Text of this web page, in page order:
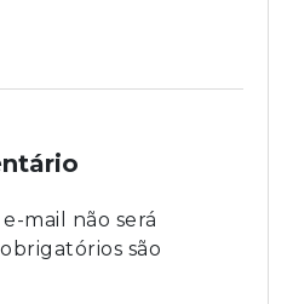
mail não será
são